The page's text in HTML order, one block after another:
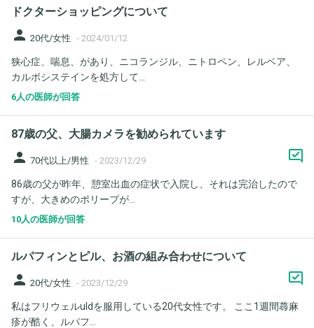
ドクターショッピングについて
person 20代/女性 - 2024/01/12
狭心症、喘息、があり、ニコランジル、ニトロペン、レルベア、
カルボシステインを処方して...
6人の医師が回答
87歳の父、大腸カメラを勧められています
person 70代以上/男性 - 2023/12/29
86歳の父が昨年、憩室出血の症状で入院し、それは完治したので
すが、大きめのポリープが...
10人の医師が回答
ルパフィンとピル、お酒の組み合わせについて
person 20代/女性 - 2023/12/29
私はフリウェルuldを服用している20代女性です。 ここ1週間蕁麻
疹が酷く、ルパフ...